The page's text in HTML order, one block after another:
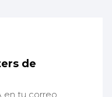
de
en tu correo